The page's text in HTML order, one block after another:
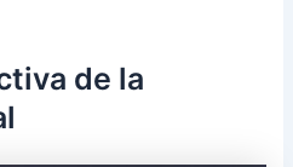
de la